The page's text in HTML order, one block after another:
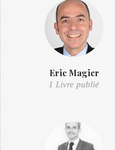
Eric Magier
1 Livre publié